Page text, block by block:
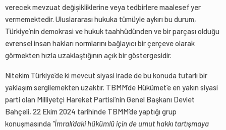
verecek mevzuat değişikliklerine veya tedbirlere maalesef yer
vermemektedir. Uluslararası hukuka tümüyle aykırı bu durum,
Türkiye’nin demokrasi ve hukuk taahhüdünden ve bir parçası olduğu
evrensel insan hakları normlarını bağlayıcı bir çerçeve olarak
görmekten hızla uzaklaştığının açık bir göstergesidir.
Nitekim Türkiye’de ki mevcut siyasi irade de bu konuda tutarlı bir
yaklaşım sergilemekten uzaktır. TBMM’de Hükümet’e en yakın siyasi
parti olan Milliyetçi Hareket Partisi’nin Genel Başkanı Devlet
Bahçeli, 22 Ekim 2024 tarihinde TBMM’de yaptığı grup
konuşmasında “İmralı’daki hükümlü için de umut hakkı tartışmaya